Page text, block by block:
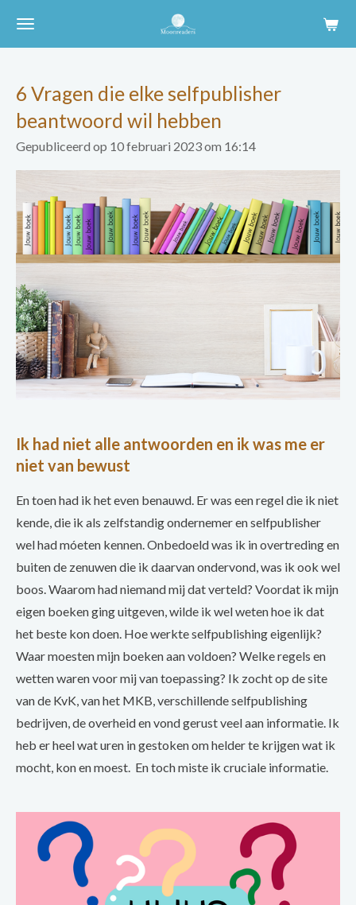
Ga
de
hoofdinhoud
6 Vragen die elke selfpublisher
beantwoord wil hebben
Gepubliceerd op 10 februari 2023 om 16:14
Ik had niet alle antwoorden en ik was me er
niet van bewust
En toen had ik het even benauwd. Er was een regel die ik niet
kende, die ik als zelfstandig ondernemer en selfpublisher
wel had móeten kennen. Onbedoeld was ik in overtreding en
buiten de zenuwen die ik daarvan ondervond, was ik ook wel
boos. Waarom had niemand mij dat verteld? Voordat ik mijn
eigen boeken ging uitgeven, wilde ik wel weten hoe ik dat
het beste kon doen. Hoe werkte selfpublishing eigenlijk?
Waar moesten mijn boeken aan voldoen? Welke regels en
wetten waren voor mij van toepassing? Ik zocht op de site
van de KvK, van het MKB, verschillende selfpublishing
bedrijven, de overheid en vond gerust veel aan informatie. Ik
heb er heel wat uren in gestoken om helder te krijgen wat ik
mocht, kon en moest. En toch miste ik cruciale informatie.